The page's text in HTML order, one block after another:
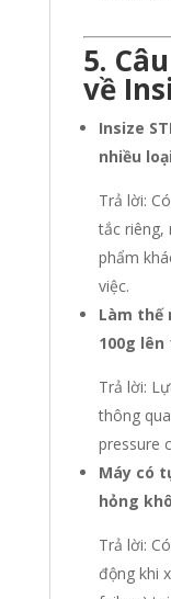
5.
về
Insize
nhiều
Trả lời:
tắc riêng,
phẩm
việc.
Làm thế
100g lên
Trả lời:
thông
pressure
Máy có
hỏng
Trả lời:
động khi